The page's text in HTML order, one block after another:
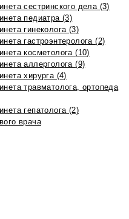
сестринского дела (3)
педиатра (3)
гинеколога (3)
гастроэнтеролога (2)
косметолога (10)
аллерголога (9)
хирурга (4)
травматолога, ортопеда
гепатолога (2)
врача